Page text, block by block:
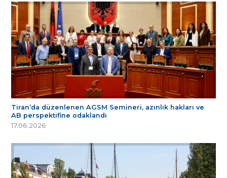
Tiran’da düzenlenen AGSM Semineri, azınlık hakları ve
AB perspektifine odaklandı
17.06.2026